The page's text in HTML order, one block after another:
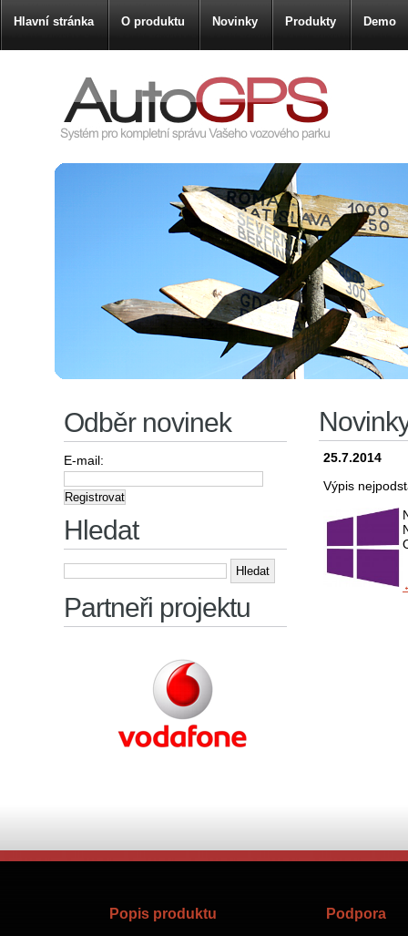
Hlavní stránka O produktu Novinky Produkty Demo
Odběr novinek
E-mail:
Hledat
Vyhledávání
Partneři projektu
25.7.2014
Výpis
Popis produktu Podpora